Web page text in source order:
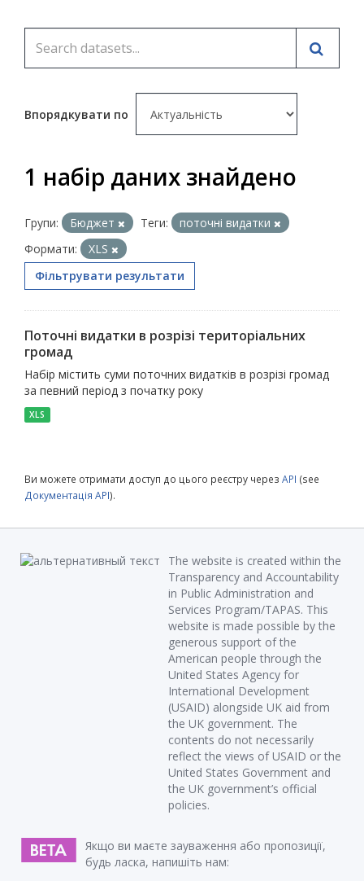
Впорядкувати по
1 набір даних знайдено
Групи: Бюджет Теги:
поточні видатки
Формати:
XLS
Фільтрувати результати
Поточні видатки в розрізі територіальних
громад
Набір містить суми поточних видатків в розрізі громад
за певний період з початку року
XLS
Ви можете отримати доступ до цього реєстру через API (see
Документація API).
The website is created within the
Transparency and Accountability
in Public Administration and
Services Program/TAPAS. This
website is made possible by the
generous support of the
American people through the
United States Agency for
International Development
(USAID) alongside UK aid from
the UK government. The
contents do not necessarily
reflect the views of USAID or the
United States Government and
the UK government’s official
policies.
Якщо ви маєте зауваження або пропозиції,
будь ласка, напишіть нам: